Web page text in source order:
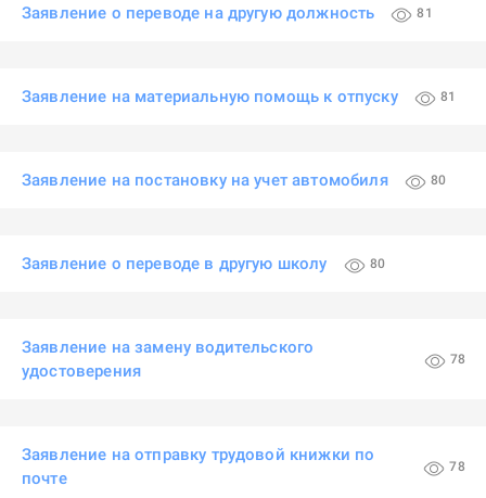
Заявление о переводе на другую должность 81
Заявление на материальную помощь к отпуску 81
Заявление на постановку на учет автомобиля 80
Заявление о переводе в другую школу 80
Заявление на замену водительского
удостоверения
78
Заявление на отправку трудовой книжки по
почте
78